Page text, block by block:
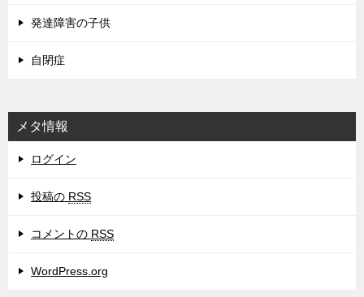
発達障害の子供
自閉症
メタ情報
ログイン
投稿の RSS
コメントの RSS
WordPress.org